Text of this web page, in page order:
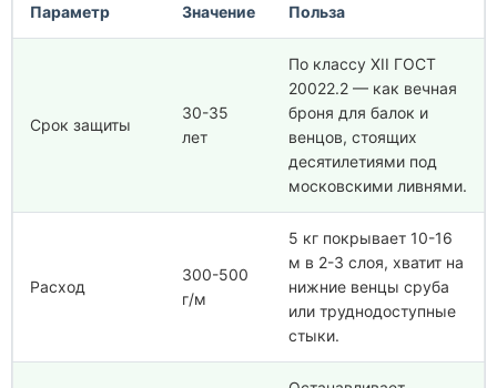
Параметр Значение Польза
Срок защиты
30-35
лет
По классу XII ГОСТ
20022.2 — как вечная
броня для балок и
венцов, стоящих
десятилетиями под
московскими ливнями.
Расход
300-500
г/м
5 кг покрывает 10-16
м в 2-3 слоя, хватит на
нижние венцы сруба
или труднодоступные
стыки.